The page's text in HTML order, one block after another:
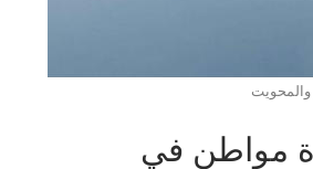
مواطن في